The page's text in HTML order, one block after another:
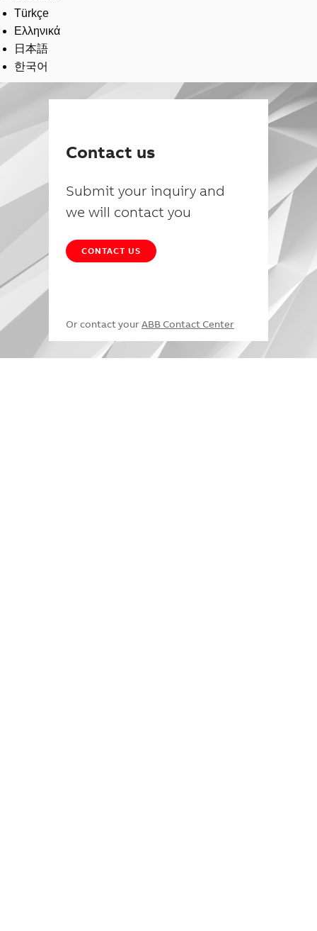
Türkçe
Ελληνικά
日本語
한국어
Contact us
Submit your inquiry and
we will contact you
CONTACT US
Or contact your ABB Contact Center